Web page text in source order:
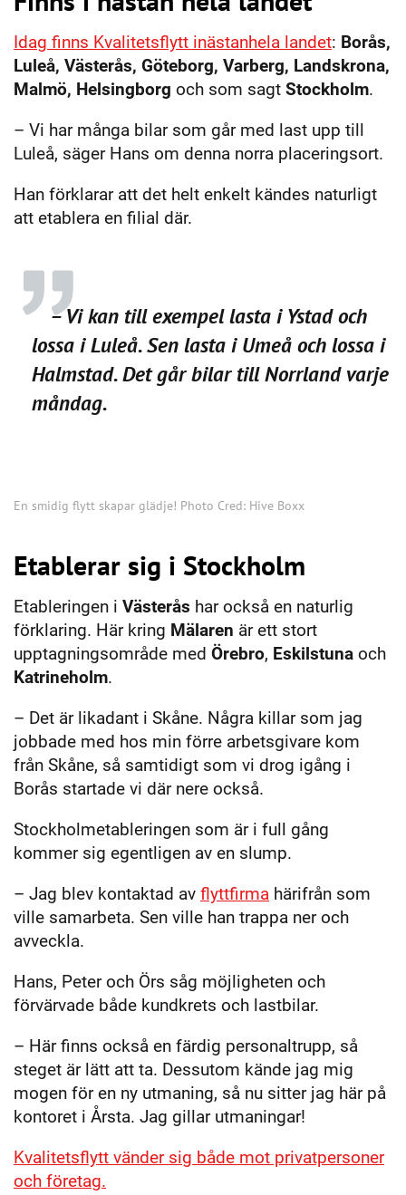
Idag finns Kvalitetsflytt inästanhela landet: Borås,
Luleå, Västerås, Göteborg, Varberg, Landskrona,
Malmö, Helsingborg och som sagt Stockholm.
– Vi har många bilar som går med last upp till
Luleå, säger Hans om denna norra placeringsort.
Han förklarar att det helt enkelt kändes naturligt
att etablera en filial där.
– Vi kan till exempel lasta i Ystad och
lossa i Luleå. Sen lasta i Umeå och lossa i
Halmstad. Det går bilar till Norrland varje
måndag.
En smidig flytt skapar glädje! Photo Cred: Hive Boxx
Etablerar sig i Stockholm
Etableringen i Västerås har också en naturlig
förklaring. Här kring Mälaren är ett stort
upptagningsområde med Örebro, Eskilstuna och
Katrineholm.
– Det är likadant i Skåne. Några killar som jag
jobbade med hos min förre arbetsgivare kom
från Skåne, så samtidigt som vi drog igång i
Borås startade vi där nere också.
Stockholmetableringen som är i full gång
kommer sig egentligen av en slump.
– Jag blev kontaktad av flyttfirma härifrån som
ville samarbeta. Sen ville han trappa ner och
avveckla.
Hans, Peter och Örs såg möjligheten och
förvärvade både kundkrets och lastbilar.
– Här finns också en färdig personaltrupp, så
steget är lätt att ta. Dessutom kände jag mig
mogen för en ny utmaning, så nu sitter jag här på
kontoret i Årsta. Jag gillar utmaningar!
Kvalitetsflytt vänder sig både mot privatpersoner
och företag.